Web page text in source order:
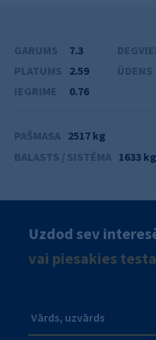
GARUMS
PLATUMS
IEGRIME
7.3
2.59
0.76
ŪDENS
PAŠMASA 2517 kg
BALASTS / SISTĒMA 1633 kg
Uzdod sev
vai piesakies
Vārds, uzvārds